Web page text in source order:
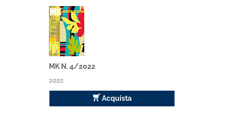
MK N. 4/2022
2022
Acquista